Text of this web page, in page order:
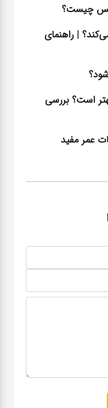
چیست؟
| راهنمای
است؟ بررسی
عمر مفید